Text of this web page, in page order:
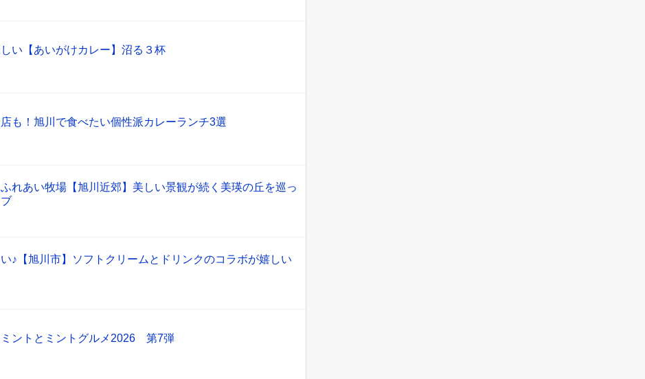
い【あいがけカレー】沼る３杯
も！旭川で食べたい個性派カレーランチ3選
れあい牧場【旭川近郊】美しい景観が続く美瑛の丘を巡っ
♪【旭川市】ソフトクリームとドリンクのコラボが嬉しい
ミントとミントグルメ2026 第7弾